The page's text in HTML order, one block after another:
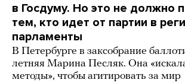
в Госдуму. Но это не должно
тем, кто идет от партии в
парламенты
В Петербурге в заксобрание
летняя Марина Песляк. Она
методы», чтобы агитировать за мир